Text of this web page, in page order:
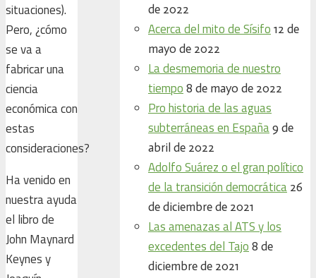
situaciones).
Pero, ¿cómo
se va a
fabricar una
ciencia
económica con
estas
consideraciones?
Ha venido en
nuestra ayuda
el libro de
John Maynard
Keynes y
de 2022
Acerca del mito de Sísifo 12 de
mayo de 2022
La desmemoria de nuestro
tiempo 8 de mayo de 2022
Pro historia de las aguas
subterráneas en España 9 de
abril de 2022
Adolfo Suárez o el gran político
de la transición democrática 26
de diciembre de 2021
Las amenazas al ATS y los
excedentes del Tajo 8 de
diciembre de 2021